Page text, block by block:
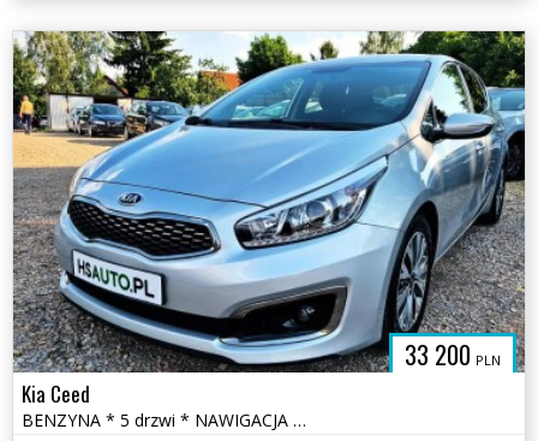
33 200 PLN
Kia Ceed
BENZYNA * 5 drzwi * NAWIGACJA * KAMERA * super * okazja * polecamy